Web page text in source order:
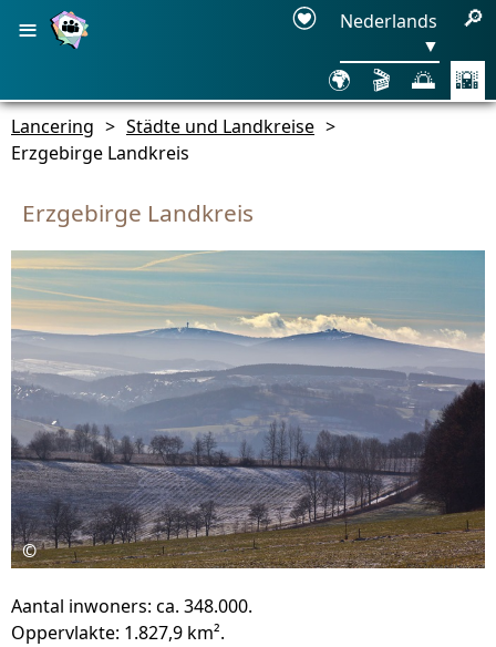
≡
Nederlands
▼
🔎
🌍 🎬 🌅 🌇
Lancering > Städte und Landkreise >
Erzgebirge Landkreis
Erzgebirge Landkreis
©
Aantal inwoners: ca. 348.000.
Oppervlakte: 1.827,9 km².